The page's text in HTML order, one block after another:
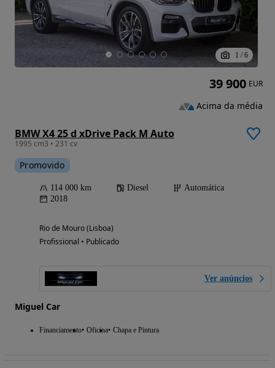
1 / 6
BMW X4 25 d xDrive Pack M Auto
1995 cm3 • 231 cv
Promovido
114 000 km Diesel
Automática
2018
Rio de Mouro (Lisboa)
Profissional • Publicado
Ver anúncios
Miguel Car
Financiamento Oficina Chapa e Pintura
39 900 EUR
Acima da média